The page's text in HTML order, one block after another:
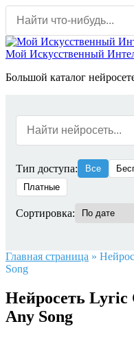
Перейти
содержанию
Мой Искусственный
Большой каталог
Тип доступа: Все
Платные
Сортировка:
Главная страница »
Song
Нейросеть Lyric
Any Song